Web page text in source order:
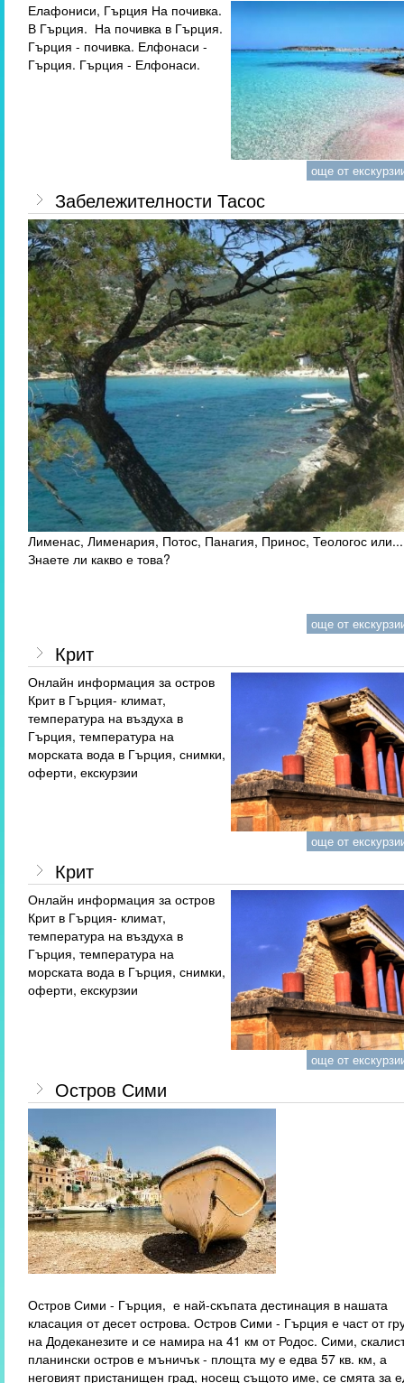
Елафониси, Гърция На почивка.
В Гърция. На почивка в Гърция.
Гърция - почивка. Елфонаси -
Гърция. Гърция - Елфонаси.
още от
Забележителности Тасос
Лименас, Лименария, Потос, Панагия, Принос, Теологос или...
Знаете ли какво е това?
още от
Крит
Онлайн информация за остров
Крит в Гърция- климат,
температура на въздуха в
Гърция, температура на
морската вода в Гърция, снимки,
оферти, екскурзии
още от
Крит
Онлайн информация за остров
Крит в Гърция- климат,
температура на въздуха в
Гърция, температура на
морската вода в Гърция, снимки,
оферти, екскурзии
още от
Остров Сими
Остров Сими - Гърция, е най-скъпата дестинация в нашата
класация от десет острова. Остров Сими - Гърция е част от
на Додеканезите и се намира на 41 км от Родос. Сими,
планински остров е мъничък - площта му е едва 57 кв. км, а
неговият пристанищен град, носещ същото име, се смята за